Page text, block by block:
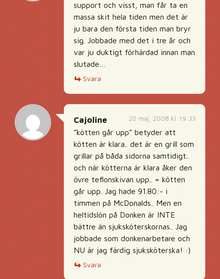
support och visst, man får ta en
massa skit hela tiden men det är
ju bara den första tiden man bryr
sig. Jobbade med det i tre år och
var ju duktigt förhärdad innan man
slutade…
Svara
20 maj, 2008 kl. 19:33
Cajoline
”kötten går upp” betyder att
kötten är klara.. det är en grill som
grillar på båda sidorna samtidigt..
och när kötterna är klara åker den
övre teflonskivan upp.. = kötten
går upp. Jag hade 91.80:- i
timmen på McDonalds.. Men en
heltidslön på Donken är INTE
bättre än sjuksköterskornas.. Jag
jobbade som donkenarbetare och
NU är jag färdig sjuksköterska! :)
Svara